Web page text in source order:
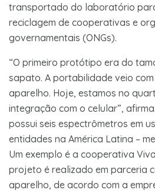
transportado do laboratório
reciclagem de cooperativas e
governamentais (ONGs).
“O primeiro protótipo era do
sapato. A portabilidade veio
aparelho. Hoje, estamos no
integração com o celular”,
possui seis espectrômetros em
entidades na América Latina –
Um exemplo é a cooperativa
projeto é realizado em parceria
aparelho, de acordo com a